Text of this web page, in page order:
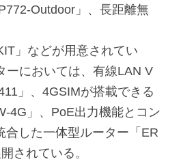
Outdoor」、長距離無
」などが用意されてい
ーにおいては、有線LAN V
」、4GSIMが搭載できる
4G」、PoE出力機能とコン
合した一体型ルーター「ER
されている。